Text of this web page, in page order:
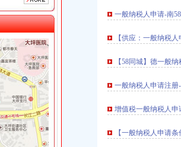
重点”重庆代理记账工作
总局纪检组监察局调研组对我市重庆代账公司工商系
措建立与监管对象联系服务机制
公司加干部队伍建设
“五突破”重庆代账公司
一般纳税人申请-南
【供应：一般纳税
【58同城】德一般
一般纳税人申请注册
增值税一般纳税人
【一般纳税人申请